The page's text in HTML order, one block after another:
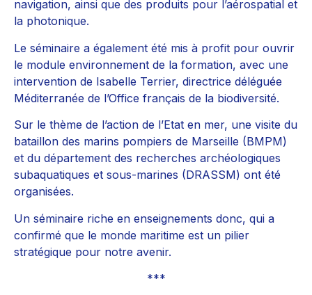
navigation, ainsi que des produits pour l’aérospatial et
la photonique.
Le séminaire a également été mis à profit pour ouvrir
le module environnement de la formation, avec une
intervention de Isabelle Terrier, directrice déléguée
Méditerranée de l’Office français de la biodiversité.
Sur le thème de l’action de l’Etat en mer, une visite du
bataillon des marins pompiers de Marseille (BMPM)
et du département des recherches archéologiques
subaquatiques et sous-marines (DRASSM) ont été
organisées.
Un séminaire riche en enseignements donc, qui a
confirmé que le monde maritime est un pilier
stratégique pour notre avenir.
***